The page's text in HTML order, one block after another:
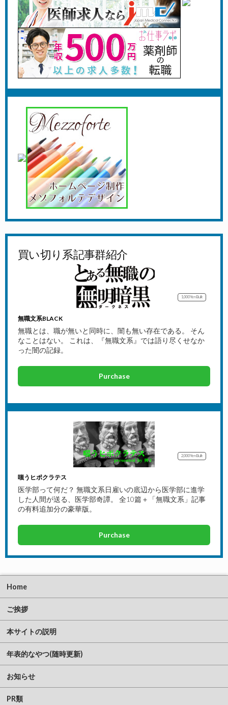
買い切り系記事群紹介
1,000YenBulk
無職文系BLACK
無職とは、職が無いと同時に、闇も無い存在である。 そん
なことはない。 これは、『無職文系』では語り尽くせなか
った闇の記録。
Purchase
2,000YenBulk
嗤うヒポクラテス
医学部って何だ？ 無職文系日雇いの底辺から医学部に進学
した人間が送る、医学部奇譚。 全10篇＋「無職文系」記事
の有料追加分の豪華版。
Purchase
Home
ご挨拶
本サイトの説明
年表的なやつ(随時更新)
お知らせ
PR類